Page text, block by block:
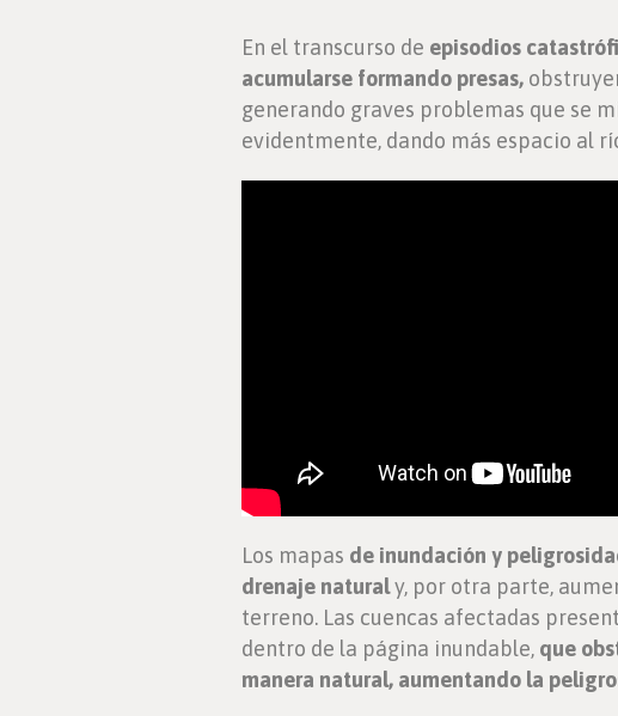
En el transcurso de episodios
acumularse formando presas,
generando graves problemas que se
evidentmente, dando más espacio al
Los mapas de inundación y
drenaje naturaly, por otra parte,
terreno. Las cuencas afectadas
dentro de la página inundable, que
manera natural, aumentando la